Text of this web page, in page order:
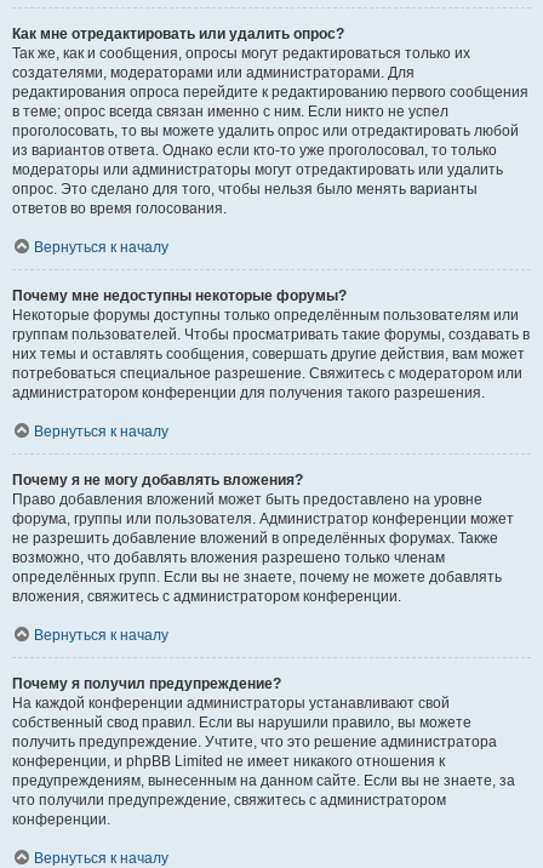
Как мне отредактировать или удалить опрос?
Так же, как и сообщения, опросы могут редактироваться только их
создателями, модераторами или администраторами. Для
редактирования опроса перейдите к редактированию первого сообщения
в теме; опрос всегда связан именно с ним. Если никто не успел
проголосовать, то вы можете удалить опрос или отредактировать любой
из вариантов ответа. Однако если кто-то уже проголосовал, то только
модераторы или администраторы могут отредактировать или удалить
опрос. Это сделано для того, чтобы нельзя было менять варианты
ответов во время голосования.
Вернуться к началу
Почему мне недоступны некоторые форумы?
Некоторые форумы доступны только определённым пользователям или
группам пользователей. Чтобы просматривать такие форумы, создавать в
них темы и оставлять сообщения, совершать другие действия, вам может
потребоваться специальное разрешение. Свяжитесь с модератором или
администратором конференции для получения такого разрешения.
Вернуться к началу
Почему я не могу добавлять вложения?
Право добавления вложений может быть предоставлено на уровне
форума, группы или пользователя. Администратор конференции может
не разрешить добавление вложений в определённых форумах. Также
возможно, что добавлять вложения разрешено только членам
определённых групп. Если вы не знаете, почему не можете добавлять
вложения, свяжитесь с администратором конференции.
Вернуться к началу
Почему я получил предупреждение?
На каждой конференции администраторы устанавливают свой
собственный свод правил. Если вы нарушили правило, вы можете
получить предупреждение. Учтите, что это решение администратора
конференции, и phpBB Limited не имеет никакого отношения к
предупреждениям, вынесенным на данном сайте. Если вы не знаете, за
что получили предупреждение, свяжитесь с администратором
конференции.
Вернуться к началу